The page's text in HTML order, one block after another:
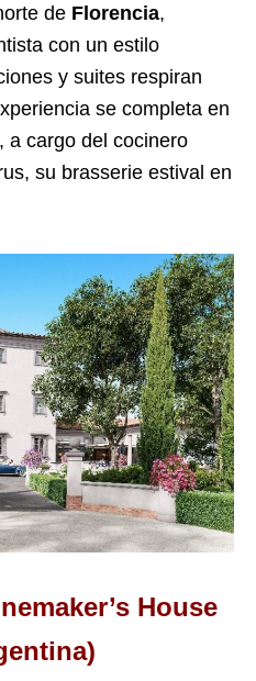
de Florencia,
con un estilo
y suites respiran
se completa en
, a cargo del cocinero
su brasserie estival en
House